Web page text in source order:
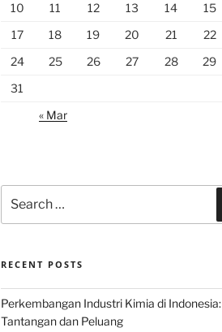
10
11 12 13 14 15
17
18 19 20 21 22
24
25 26 27 28 29
31
« Mar
for:
RECENT POSTS
Perkembangan Industri Kimia di Indonesia:
Tantangan dan Peluang